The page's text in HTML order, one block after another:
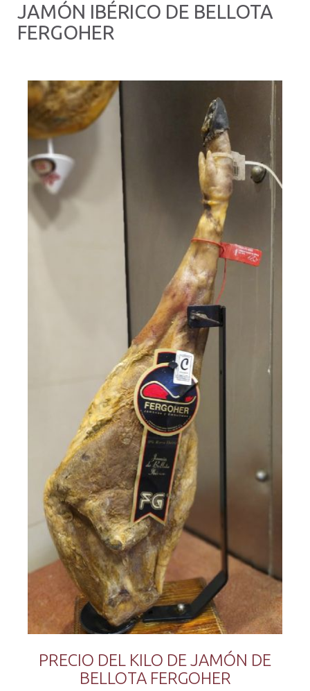
JAMÓN IBÉRICO DE BELLOTA
FERGOHER
PRECIO DEL KILO DE JAMÓN DE
BELLOTA FERGOHER